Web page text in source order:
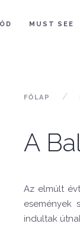
MUST SEE
FŐLAP
A
Az elmúlt
események
indultak